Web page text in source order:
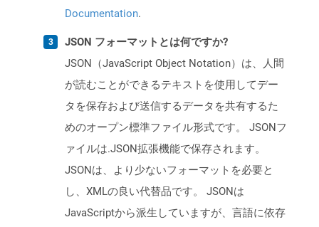
Documentation.
JSON フォーマットとは何ですか?
JSON（JavaScript Object Notation）は、人間
が読むことができるテキストを使用してデー
タを保存および送信するデータを共有するた
めのオープン標準ファイル形式です。 JSONフ
ァイルは.JSON拡張機能で保存されます。
JSONは、より少ないフォーマットを必要と
し、XMLの良い代替品です。 JSONは
JavaScriptから派生していますが、言語に依存